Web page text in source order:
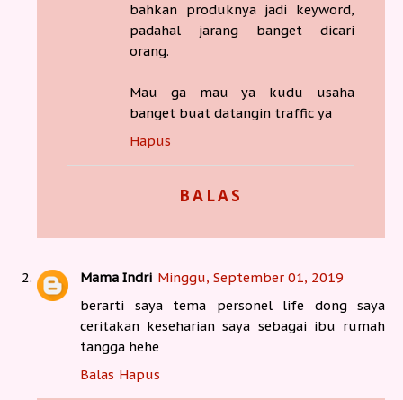
bahkan produknya jadi keyword,
padahal jarang banget dicari
orang.
Mau ga mau ya kudu usaha
banget buat datangin traffic ya
Hapus
BALAS
Mama Indri Minggu, September 01, 2019
berarti saya tema personel life dong saya
ceritakan keseharian saya sebagai ibu rumah
tangga hehe
Balas Hapus